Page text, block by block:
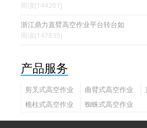
阅读(144261)
浙江鼎力直臂高空作业平台转台如
阅读(147835)
产品服务
剪叉式高空作业
平台
曲臂式高空作业
平台
桅柱式高空作业
蜘蛛式高空作业